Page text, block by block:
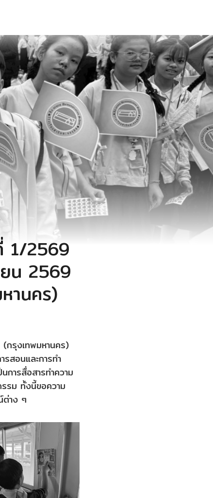
1/2569
น 2569
านคร)
รุงเทพมหานคร)
สอนและการทำ
ารสื่อสารทำความ
รรม ทั้งนี้ขอความ
ต่าง ๆ